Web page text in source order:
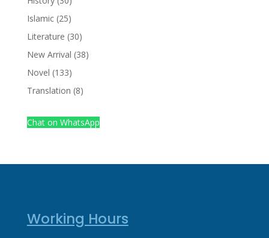
products
Islamic 2525
products
Literature 3030
products
New Arrival 3838
Novel 133133
products
Translation 88
Chat on WhatsApp
Working Hours